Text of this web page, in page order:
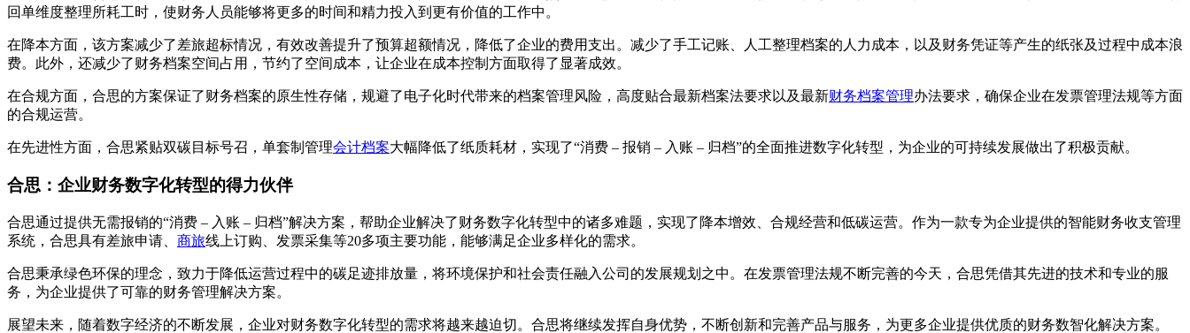
回单维度整理所耗工时，使财务人员能够将更多的时间和精力投入到更有价值的工作中。
在降本方面，该方案减少了差旅超标情况，有效改善提升了预算超额情况，降低了企业的费用支出。减少了手工记账、人工整理档案的人力成本，以及财务凭证等产生的纸张及过程中成本浪
费。此外，还减少了财务档案空间占用，节约了空间成本，让企业在成本控制方面取得了显著成效。
在合规方面，合思的方案保证了财务档案的原生性存储，规避了电子化时代带来的档案管理风险，高度贴合最新档案法要求以及最新财务档案管理办法要求，确保企业在发票管理法规等方面
的合规运营。
在先进性方面，合思紧贴双碳目标号召，单套制管理会计档案大幅降低了纸质耗材，实现了“消费 – 报销 – 入账 – 归档”的全面推进数字化转型，为企业的可持续发展做出了积极贡献。
合思：企业财务数字化转型的得力伙伴
合思通过提供无需报销的“消费 – 入账 – 归档”解决方案，帮助企业解决了财务数字化转型中的诸多难题，实现了降本增效、合规经营和低碳运营。作为一款专为企业提供的智能财务收支管理
系统，合思具有差旅申请、 商旅线上订购、发票采集等20多项主要功能，能够满足企业多样化的需求。
合思秉承绿色环保的理念，致力于降低运营过程中的碳足迹排放量，将环境保护和社会责任融入公司的发展规划之中。在发票管理法规不断完善的今天，合思凭借其先进的技术和专业的服
务，为企业提供了可靠的财务管理解决方案。
展望未来，随着数字经济的不断发展，企业对财务数字化转型的需求将越来越迫切。合思将继续发挥自身优势，不断创新和完善产品与服务，为更多企业提供优质的财务数智化解决方案。